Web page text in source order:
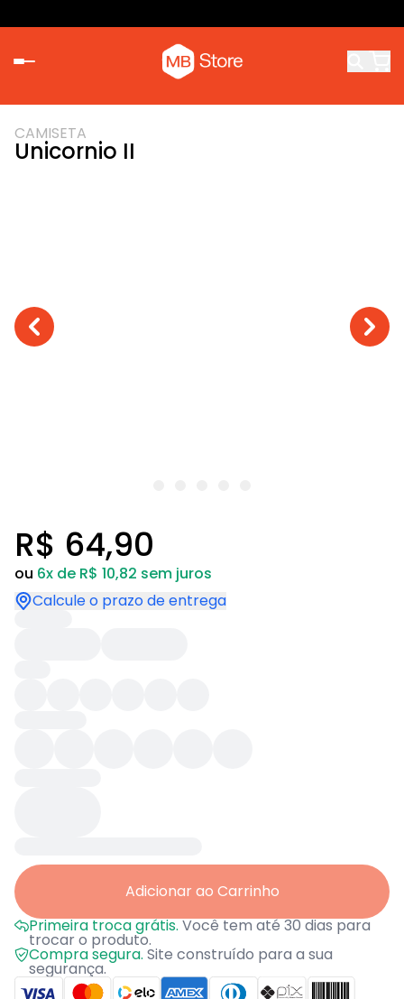
CAMISETA
Unicornio II
R$ 64,90
ou 6x de R$ 10,82 sem juros
Calcule o prazo de entrega
Adicionar ao Carrinho
Primeira troca grátis.Você tem até 30 dias para
trocar o produto.
Compra segura. Site construído para a sua
segurança.